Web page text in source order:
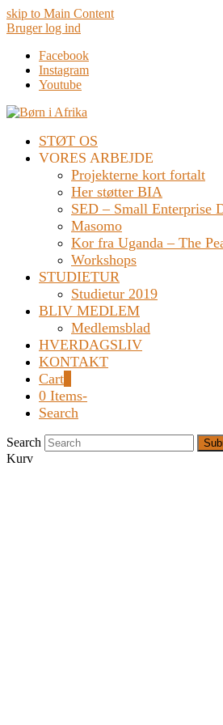
skip to Main Content
Bruger log ind
Facebook
Instagram
Youtube
STØT OS
VORES ARBEJDE
Projekterne kort fortalt
Her støtter BIA
SED – Small Enterprise
Masomo
Kor fra Uganda – The
Workshops
STUDIETUR
Studietur 2019
BLIV MEDLEM
Medlemsblad
HVERDAGSLIV
KONTAKT
Cart
0 Items-
Search
Search
Kurv